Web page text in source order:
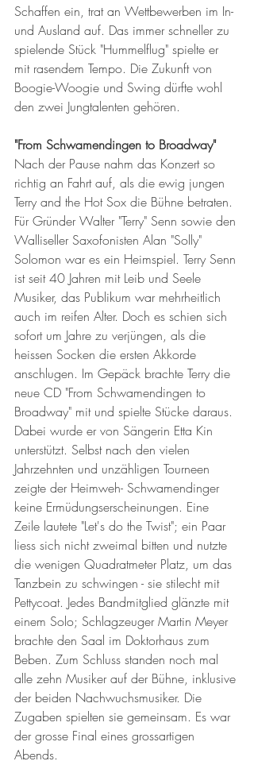
Schaffen ein, trat an Wettbewerben im In-
und Ausland auf. Das immer schneller zu
spielende Stück "Hummelflug" spielte er
mit rasendem Tempo. Die Zukunft von
Boogie-Woogie und Swing dürfte wohl
den zwei Jungtalenten gehören.
"From Schwamendingen to Broadway"
Nach der Pause nahm das Konzert so
richtig an Fahrt auf, als die ewig jungen
Terry and the Hot Sox die Bühne betraten.
Für Gründer Walter "Terry" Senn sowie den
Walliseller Saxofonisten Alan "Solly"
Solomon war es ein Heimspiel. Terry Senn
ist seit 40 Jahren mit Leib und Seele
Musiker, das Publikum war mehrheitlich
auch im reifen Alter. Doch es schien sich
sofort um Jahre zu verjüngen, als die
heissen Socken die ersten Akkorde
anschlugen. Im Gepäck brachte Terry die
neue CD "From Schwamendingen to
Broadway" mit und spielte Stücke daraus.
Dabei wurde er von Sängerin Etta Kin
unterstützt. Selbst nach den vielen
Jahrzehnten und unzähligen Tourneen
zeigte der Heimweh- Schwamendinger
keine Ermüdungserscheinungen. Eine
Zeile lautete "Let's do the Twist"; ein Paar
liess sich nicht zweimal bitten und nutzte
die wenigen Quadratmeter Platz, um das
Tanzbein zu schwingen - sie stilecht mit
Pettycoat. Jedes Bandmitglied glänzte mit
einem Solo; Schlagzeuger Martin Meyer
brachte den Saal im Doktorhaus zum
Beben. Zum Schluss standen noch mal
alle zehn Musiker auf der Bühne, inklusive
der beiden Nachwuchsmusiker. Die
Zugaben spielten sie gemeinsam. Es war
der grosse Final eines grossartigen
Abends.